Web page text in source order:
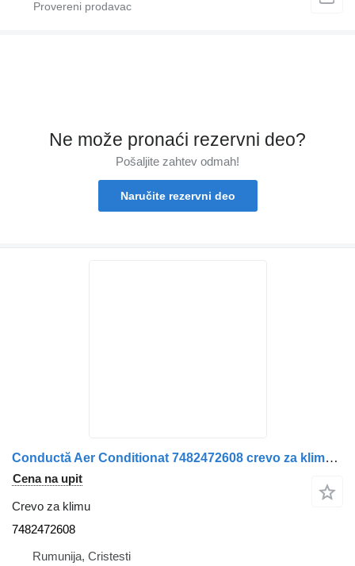
Ne može pronaći rezervni dеo?
Pošaljite zahtev odmah!
Naručite rezervni dеo
Conductă Aer Conditionat 7482472608 crevo za klimu za Renault kamiona
Cena na upit
Crevo za klimu
7482472608
Rumunija, Cristesti